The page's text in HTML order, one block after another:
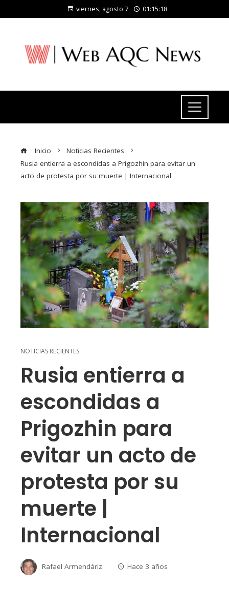
viernes, agosto 7 01:15:19
Inicio
Noticias Recientes
Rusia entierra a escondidas a Prigozhin para evitar un
acto de protesta por su muerte | Internacional
NOTICIAS RECIENTES
Rusia entierra a
escondidas a
Prigozhin para
evitar un acto de
protesta por su
muerte |
Internacional
Rafael Armendáriz Hace 3 años